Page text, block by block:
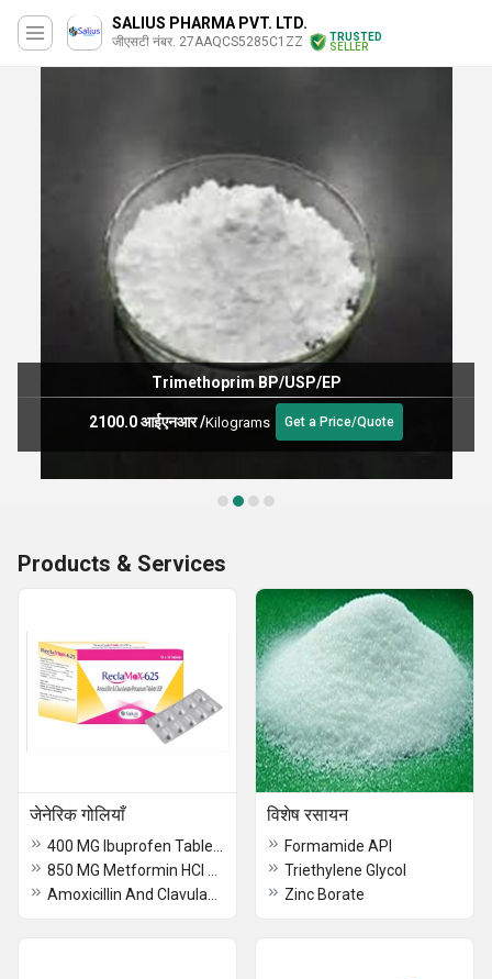
SALIUS PHARMA PVT. LTD.
जीएसटी नंबर. 27AAQCS5285C1ZZ
TRUSTED
SELLER
Trimethoprim BP/USP/EP
2100.0 आईएनआर/Kilograms Get a Price/Quote
Products & Services
जेनेरिक गोलियाँ विशेष रसायन
Formamide API
Triethylene Glycol
Zinc Borate